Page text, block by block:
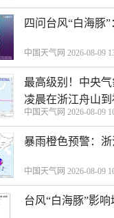
四问台风“白海豚
中国天气网 2026-08-09
最高级别！中央
凌晨在浙江舟山
中国天气网 2026-08-09
暴雨橙色预警：
中国天气网 2026-08-09
台风“白海豚”影